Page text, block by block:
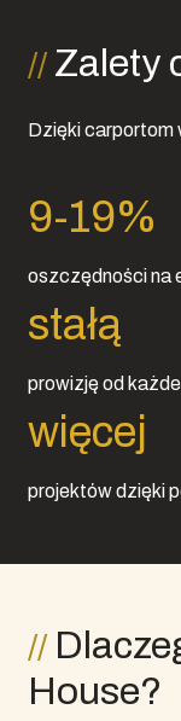
Zalety
Dzięki
10-20%
oszczędności na
stałą
prowizję od
więcej
projektów dzięki
House?